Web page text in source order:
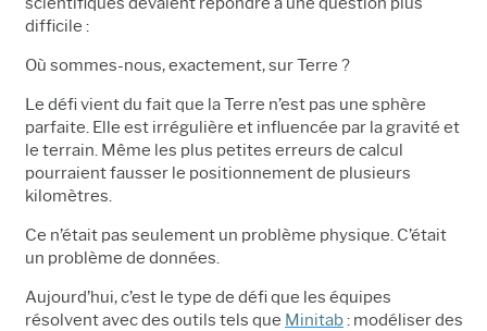
difficile :
Où sommes-nous, exactement, sur Terre ?
Le défi vient du fait que la Terre n’est pas une sphère
parfaite. Elle est irrégulière et influencée par la gravité et
le terrain. Même les plus petites erreurs de calcul
pourraient fausser le positionnement de plusieurs
kilomètres.
Ce n’était pas seulement un problème physique. C’était
un problème de données.
Aujourd’hui, c’est le type de défi que les équipes
résolvent avec des outils tels que Minitab: modéliser des